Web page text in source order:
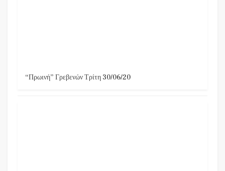
“Πρωινή” Γρεβενών Τρίτη 30/06/20